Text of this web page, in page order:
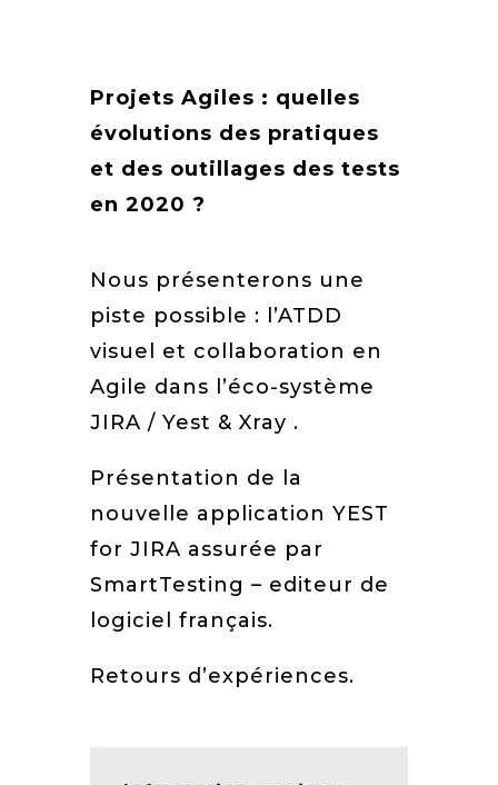
Projets Agiles : quelles
évolutions des pratiques
et des outillages des tests
en 2020 ?
Nous présenterons une
piste possible : l’ATDD
visuel et collaboration en
Agile dans l’éco-système
JIRA / Yest & Xray .
Présentation de la
nouvelle application YEST
for JIRA assurée par
SmartTesting – editeur de
logiciel français.
Retours d’expériences.